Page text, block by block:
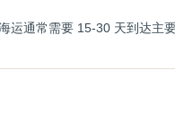
通常需要 15-30 天到达主